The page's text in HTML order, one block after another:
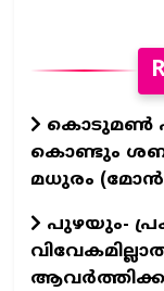
കൊടുമൺ
കൊണ്ടും
മധുരം
പുഴയും-